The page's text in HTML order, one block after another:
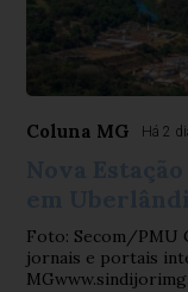
Coluna MG Há 2
Foto: Secom/PMU
jornais e portais